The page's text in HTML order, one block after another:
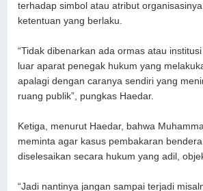
terhadap simbol atau atribut
ketentuan yang berlaku.
“Tidak dibenarkan ada ormas atau
luar aparat penegak hukum yang
apalagi dengan caranya sendiri yang
ruang publik”, pungkas Haedar.
Ketiga, menurut Haedar, bahwa
meminta agar kasus pembakaran
diselesaikan secara hukum yang adil,
“Jadi nantinya jangan sampai terjadi